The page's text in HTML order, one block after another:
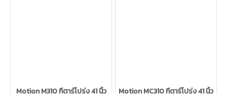
Motion M310 กีตาร์โปร่ง 41 นิ้ว Motion MC310 กีตาร์โปร่ง 41 นิ้ว